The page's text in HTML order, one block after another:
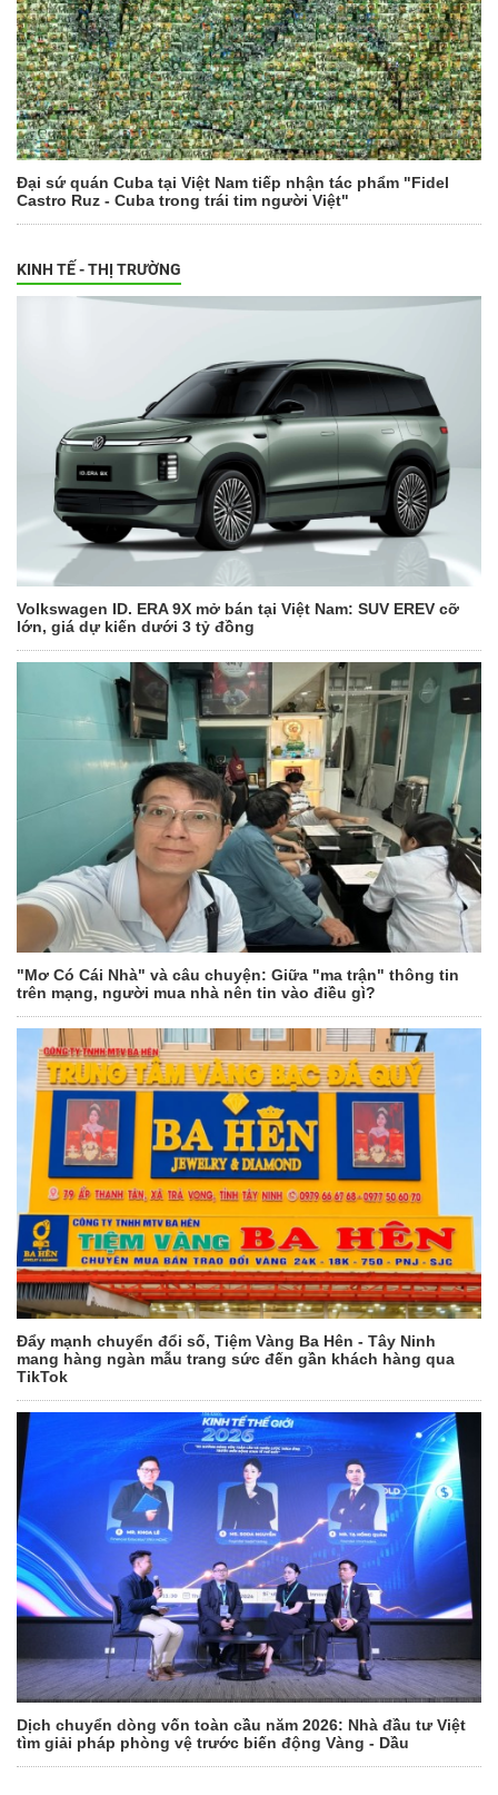
Đại sứ quán Cuba tại Việt Nam tiếp nhận tác phẩm "Fidel
Castro Ruz - Cuba trong trái tim người Việt"
KINH TẾ - THỊ TRƯỜNG
Volkswagen ID. ERA 9X mở bán tại Việt Nam: SUV EREV cỡ
lớn, giá dự kiến dưới 3 tỷ đồng
"Mơ Có Cái Nhà" và câu chuyện: Giữa "ma trận" thông tin
trên mạng, người mua nhà nên tin vào điều gì?
Đẩy mạnh chuyển đổi số, Tiệm Vàng Ba Hên - Tây Ninh
mang hàng ngàn mẫu trang sức đến gần khách hàng qua
TikTok
Dịch chuyển dòng vốn toàn cầu năm 2026: Nhà đầu tư Việt
tìm giải pháp phòng vệ trước biến động Vàng - Dầu